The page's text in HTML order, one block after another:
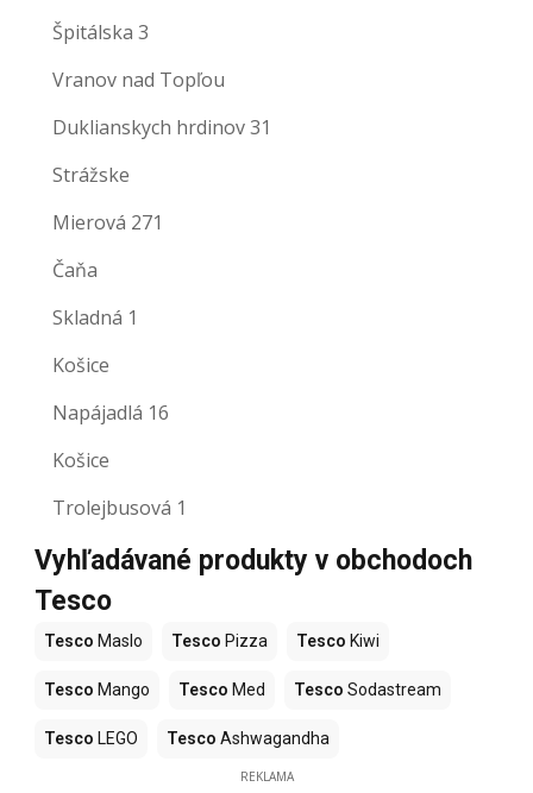
Špitálska 3
Vranov nad Topľou
Duklianskych hrdinov 31
Strážske
Mierová 271
Čaňa
Skladná 1
Košice
Napájadlá 16
Košice
Trolejbusová 1
Vyhľadávané produkty v obchodoch
Tesco
Tesco Maslo Tesco Pizza Tesco Kiwi
Tesco Mango Tesco Med Tesco Sodastream
Tesco LEGO Tesco Ashwagandha
REKLAMA